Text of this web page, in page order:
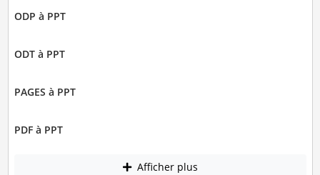
ODP à PPT
ODT à PPT
PAGES à PPT
PDF à PPT
Afficher plus